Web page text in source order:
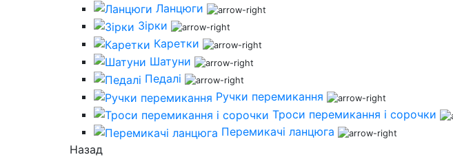
Ланцюги
Зірки
Каретки
Шатуни
Педалі
Ручки перемикання
Троси перемикання і сорочки
Перемикачі ланцюга
Назад